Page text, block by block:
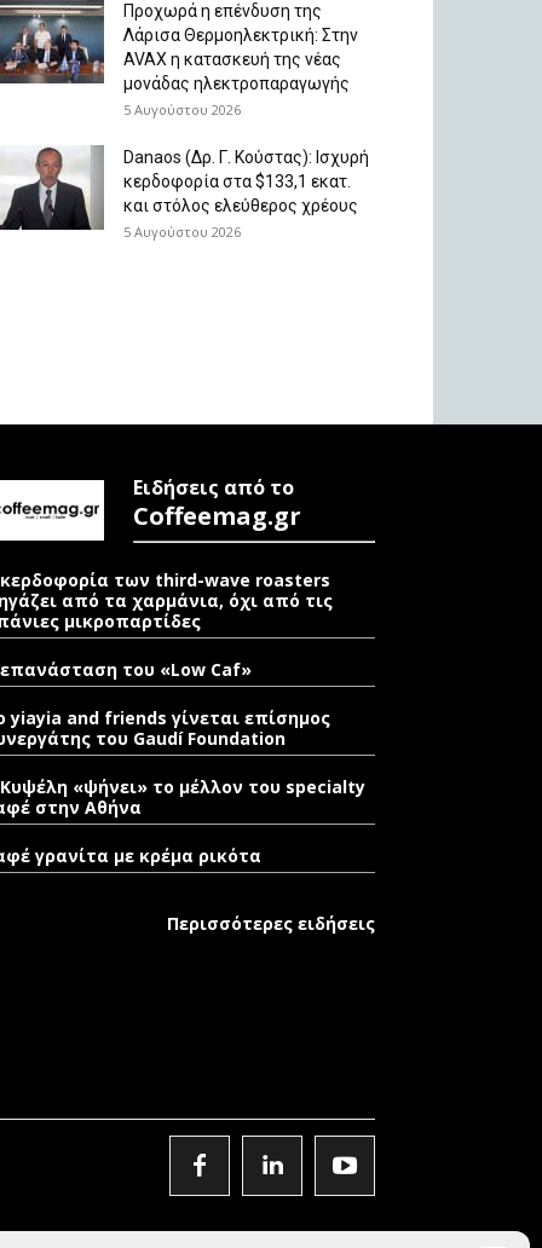
Προχωρά η επένδυση της
Λάρισα Θερμοηλεκτρική: Στην
AVAX η κατασκευή της νέας
μονάδας ηλεκτροπαραγωγής
5 Αυγούστου 2026
Danaos (Δρ. Γ. Κούστας): Ισχυρή
κερδοφορία στα $133,1 εκατ.
και στόλος ελεύθερος χρέους
5 Αυγούστου 2026
Ειδήσεις από το
Coffeemag.gr
των third-wave roasters
από τα χαρμάνια, όχι από τις
μικροπαρτίδες
του «Low Caf»
yiayia and friends γίνεται επίσημος
του Gaudí Foundation
«ψήνει» το μέλλον του specialty
στην Αθήνα
γρανίτα με κρέμα ρικότα
Περισσότερες ειδήσεις